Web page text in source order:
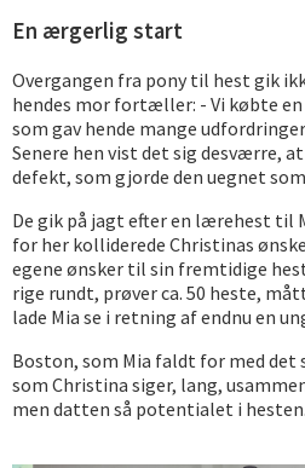
En ærgerlig start
Overgangen fra pony til hest gik
hendes mor fortæller: - Vi købte
som gav hende mange
Senere hen vist det sig desværre,
defekt, som gjorde den uegnet
De gik på jagt efter en lærehest til
for her kolliderede Christinas
egene ønsker til sin fremtidige
rige rundt, prøver ca. 50 heste,
lade Mia se i retning af endnu en
Boston, som Mia faldt for med det
som Christina siger, lang,
men datten så potentialet i hesten.